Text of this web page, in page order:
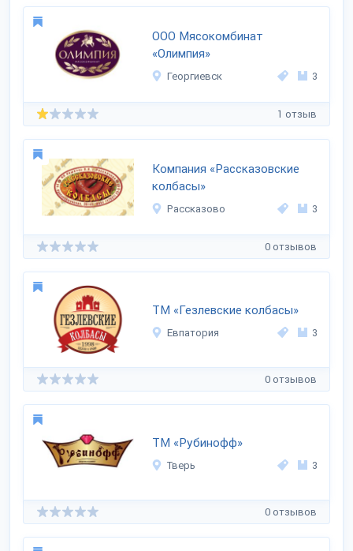
ООО Мясокомбинат
«Олимпия»
Георгиевск 3
1 отзыв
Компания «Рассказовские
колбасы»
Рассказово 3
0 отзывов
ТМ «Гезлевские колбасы»
Евпатория 3
0 отзывов
ТМ «Рубинофф»
Тверь 3
0 отзывов